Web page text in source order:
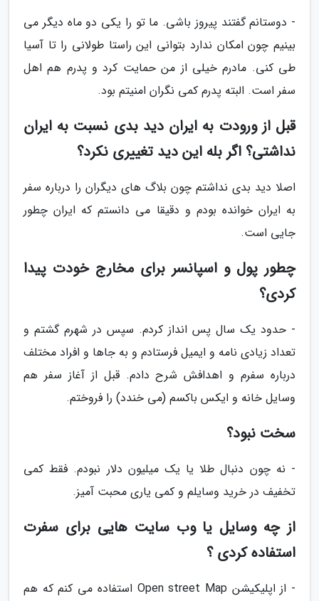
- دوستانم گفتند پیروز باشی. ما تو را یکی دو ماه دیگر می
بینیم چون امکان ندارد بتوانی این راستا طولانی را تا آسیا
طی کنی. مادرم خیلی از من حمایت کرد و پدرم هم اهل
سفر است. البته پدرم کمی نگران امنیتم بود.
قبل از ورودت به ایران دید بدی نسبت به ایران
نداشتی؟ اگر بله این دید تغییری نکرد؟
اصلا دید بدی نداشتم چون بلاگ های دیگران را درباره سفر
به ایران خوانده بودم و دقیقا می دانستم که ایران چطور
جایی است.
چطور پول و اسپانسر برای مخارج خودت پیدا
کردی؟
- حدود یک سال پس انداز کردم. سپس در شهرم گشتم و
تعداد زیادی نامه و ایمیل فرستادم و به جاها و افراد مختلف
درباره سفرم و اهدافش شرح دادم. قبل از آغاز سفر هم
وسایل خانه و ایکس باکسم (می خندد) را فروختم.
سخت نبود؟
- نه چون دنبال طلا یا یک میلیون دلار نبودم. فقط کمی
تخفیف در خرید وسایلم و کمی یاری محبت آمیز.
از چه وسایل یا وب سایت هایی برای سفرت
استفاده کردی ؟
- از اپلیکیشن Open street Map استفاده می کنم که هم